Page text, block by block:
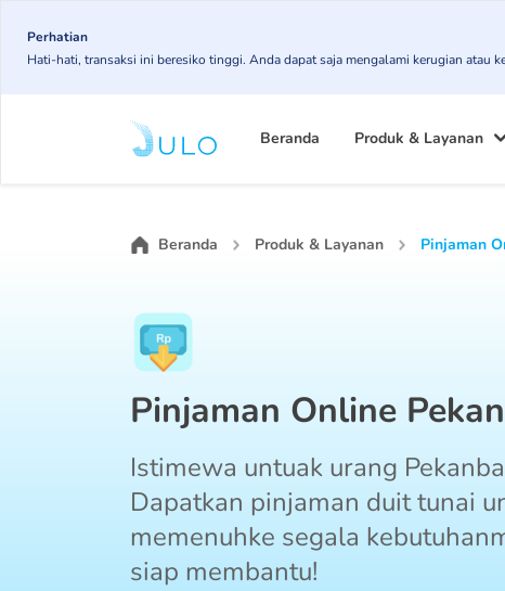
main
Perhatian
Hati-hati, transaksi ini beresiko tinggi. Anda dapat saja mengalami kerugian atau
navigation
Beranda Produk & Layanan
Beranda Produk & Layanan Pinjaman
Pinjaman Online
Istimewa untuak urang
Dapatkan pinjaman duit tunai
memenuhke segala
siap membantu!